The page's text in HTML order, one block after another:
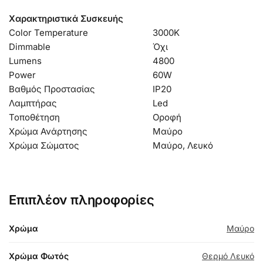
Χαρακτηριστικά Συσκευής
Color Temperature
3000Κ
Dimmable
Όχι
Lumens
4800
Power
60W
Βαθμός Προστασίας
IP20
Λαμπτήρας
Led
Τοποθέτηση
Οροφή
Χρώμα Ανάρτησης
Μαύρο
Χρώμα Σώματος
Μαύρο, Λευκό
Επιπλέον πληροφορίες
Χρώμα Μαύρο
Χρώμα Φωτός Θερμό Λευκό